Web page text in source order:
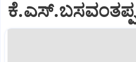
ಕೆ.ಎಸ್.ಬಸವಂತಪ್ಪ